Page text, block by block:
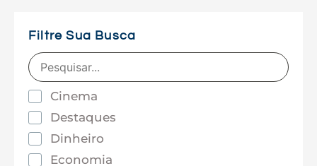
Filtre Sua Busca
Cinema
Destaques
Dinheiro
Economia